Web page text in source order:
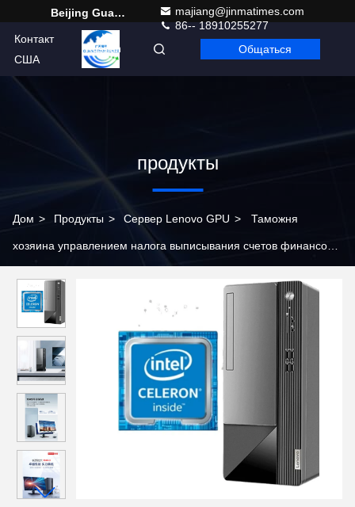
Beijing Guangtian Runze Technology Co., Ltd.
majiang@jinmatimes.com
86-- 18910255277
Контакт
США
Russian Общаться
продукты
Дом > Продукты > Сервер Lenovo GPU > Таможня
хозяина управлением налога выписывания счетов финансов
коммерчески